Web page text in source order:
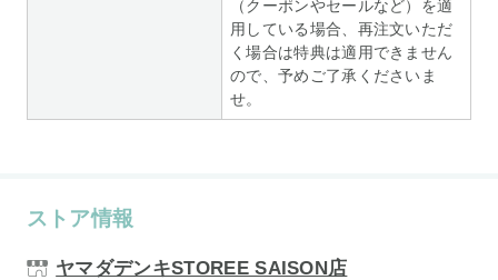
（クーポンやセールなど）を適
用している場合、再注文いただ
く場合は特典は適用できません
ので、予めご了承くださいま
せ。
ストア情報
ヤマダデンキSTOREE SAISON店